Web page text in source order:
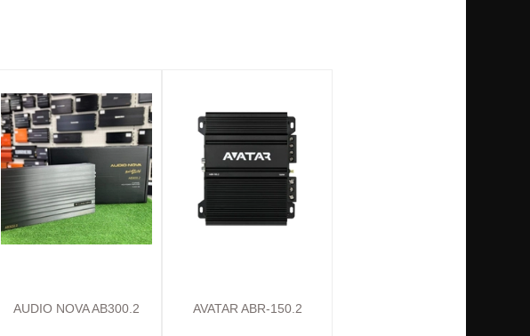
AUDIO NOVA AB300.2 AVATAR ABR-150.2